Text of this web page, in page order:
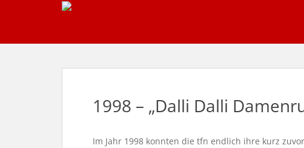
1998 – „Dalli Dalli
Im Jahr 1998 konnten die tfn endlich ihre kurz